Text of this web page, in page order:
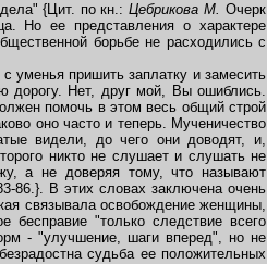
{Цит. по кн.:Цебрикова М.Очерк
Но ее представления о характере
борьбе не расходились с
пришить заплатку и замесить
Нет, друг мой, Вы ошиблись.
помочь в этом весь общий строй
оно часто и теперь. Мученичество
видели, до чего они доводят, и,
никто не слушает и слушать не
а не доверяя тому, что называют
86.}. В этих словах заключена очень
связывала освобождение женщины,
бесправие "только следствие всего
- "улучшение, шаги вперед", но не
судьба ее положительных